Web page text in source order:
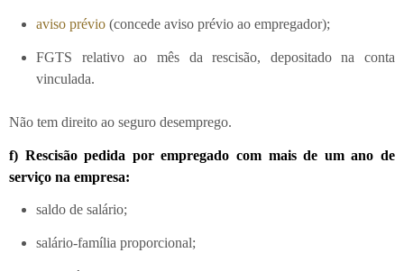
aviso prévio (concede aviso prévio ao empregador);
FGTS relativo ao mês da rescisão, depositado na conta
vinculada.
Não tem direito ao seguro desemprego.
f) Rescisão pedida por empregado com mais de um ano de
serviço na empresa:
saldo de salário;
salário-família proporcional;